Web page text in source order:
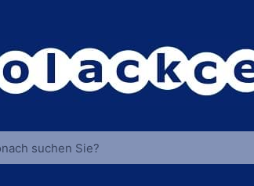
einen Suchbegriff ein. Während Sie